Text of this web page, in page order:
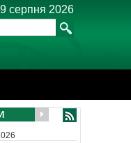
серпня 2026